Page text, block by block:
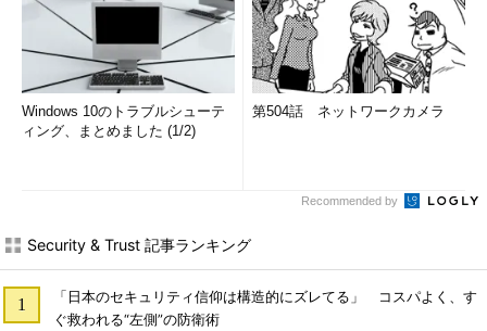
Windows 10のトラブルシューテ
ィング、まとめました (1/2)
第504話 ネットワークカメラ
Recommended by
Security & Trust 記事ランキング
「日本のセキュリティ信仰は構造的にズレてる」 コスパよく、す
ぐ救われる“左側”の防衛術